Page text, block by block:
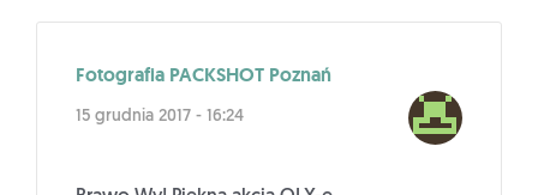
Fotografia PACKSHOT Poznań
15 grudnia 2017 - 16:24